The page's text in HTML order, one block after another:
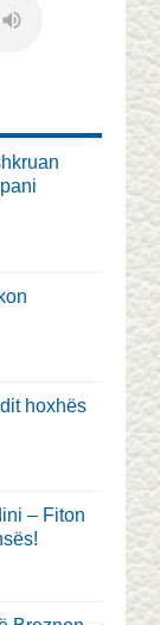
hoxhës
– Fiton